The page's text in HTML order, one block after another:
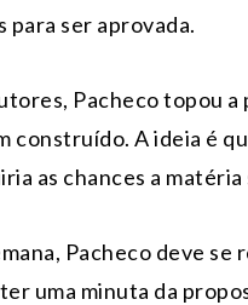
para ser aprovada.
Pacheco topou a
construído. A ideia é
as chances a
Pacheco deve
uma minuta da